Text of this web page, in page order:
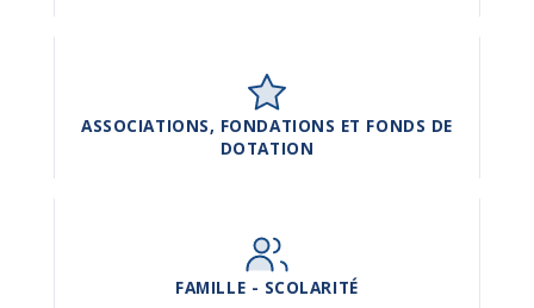
ASSOCIATIONS, FONDATIONS ET FONDS DE
DOTATION
FAMILLE - SCOLARITÉ